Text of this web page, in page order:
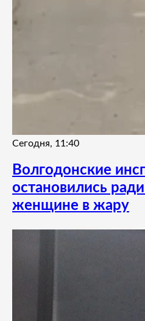
Сегодня, 11:40
Волгодонские
остановились
женщине в жару